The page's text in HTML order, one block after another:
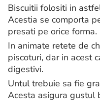
Biscuitii folositi in
Acestia se comporta
presati pe orice forma.
In animate retete de
piscoturi, dar in acest
digestivi.
Untul trebuie sa fie
Acesta asigura gustul